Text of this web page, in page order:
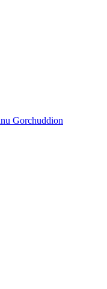
Gorchuddion